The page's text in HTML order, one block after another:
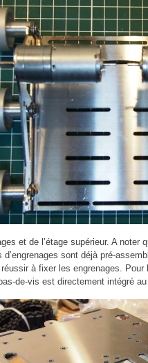
et de l’étage supérieur. A noter
sont déjà pré-
à fixer les engrenages.
de-vis est directement intégré